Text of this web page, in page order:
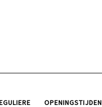
OPENINGSTIJDEN